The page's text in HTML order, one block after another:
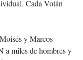
Cada Votán
y Marcos
a miles de hombres y